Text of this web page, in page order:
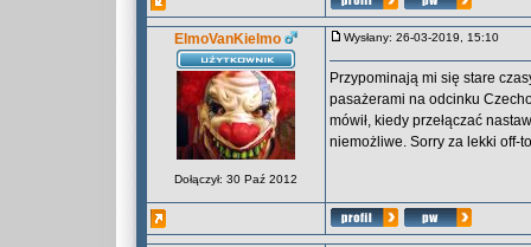
ElmoVanKielmo
Dołączył: 30 Paź 2012
Wysłany: 26-03-2019, 15:10
Przypominają mi się stare
pasażerami na odcinku
mówił, kiedy przełączać
niemożliwe. Sorry za lekki off-